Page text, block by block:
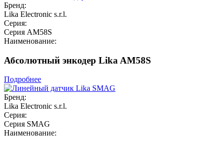
Бренд:
Lika Electronic s.r.l.
Серия:
Серия AM58S
Наименование:
Абсолютный энкодер Lika AM58S
Подробнее
Бренд:
Lika Electronic s.r.l.
Серия:
Серия SMAG
Наименование: